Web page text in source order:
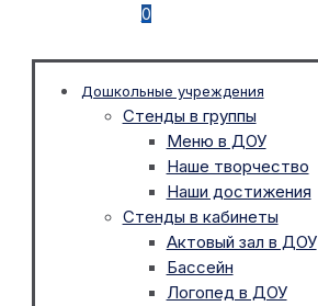
0
Дошкольные учреждения
Стенды в группы
Меню в ДОУ
Наше творчество
Наши достижения
Стенды в кабинеты
Актовый зал в ДОУ
Бассейн
Логопед в ДОУ